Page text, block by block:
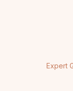
Expert